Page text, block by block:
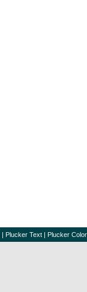
| Plucker Text | Plucker Color